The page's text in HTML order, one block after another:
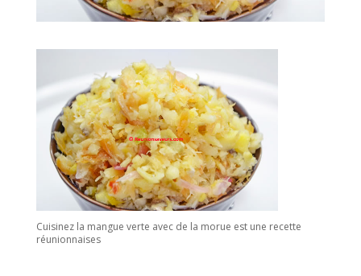
Cuisinez la mangue verte avec de la morue est une recette
réunionnaises